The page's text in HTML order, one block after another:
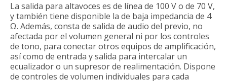
La salida para altavoces es de línea de 100 V o de 70 V,
y también tiene disponible la de baja impedancia de 4
Ω. Además, consta de salida de audio del previo, no
afectada por el volumen general ni por los controles
de tono, para conectar otros equipos de amplificación,
así como de entrada y salida para intercalar un
ecualizador o un supresor de realimentación. Dispone
de controles de volumen individuales para cada